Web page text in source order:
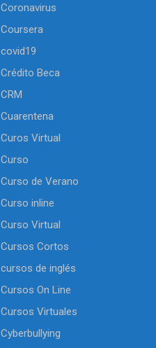
Coronavirus
Coursera
covid19
Crédito Beca
CRM
Cuarentena
Curos Virtual
Curso
Curso de Verano
Curso inline
Curso Virtual
Cursos Cortos
cursos de inglés
Cursos On Line
Cursos Virtuales
Cyberbullying